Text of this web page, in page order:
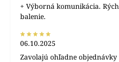
+ Výborná komunikácia.
balenie.
06.10.2025
Zavolajú ohľadne